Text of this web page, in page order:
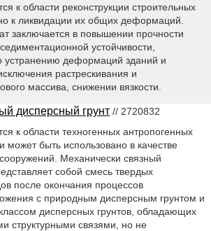
к области реконструкции строительных
к ликвидации их общих деформаций.
заключается в повышении прочности
устойчивости,
устранению деформаций зданий и
растрескивания и
массива, снижении вязкости.
дисперсный грунт // 2720832
к области техногенных антропогенных
может быть использовано в качестве
Механически связный
собой смесь твердых
после окончания процессов
с природным дисперсным грунтом и
дисперсных грунтов, обладающих
структурными связями, но не